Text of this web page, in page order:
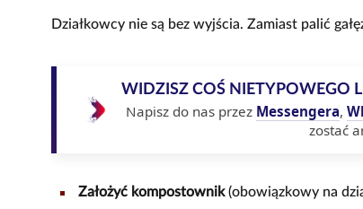
Działkowcy nie są bez wyjścia. Zamiast palić
WIDZISZ COŚ NIETYPOWEGO
Napisz do nas przez Messengera,
zostać
Założyć kompostownik(obowiązkowy na